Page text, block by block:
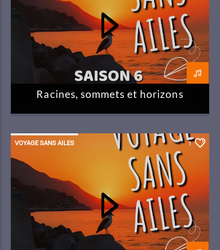
Racines, sommets et horizons
VOYAGE SANS AILES 1